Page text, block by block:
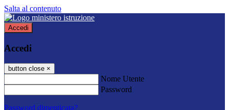
Salta al contenuto
Accedi
Accedi
button close ×
Nome Utente
Password
Password dimenticata?